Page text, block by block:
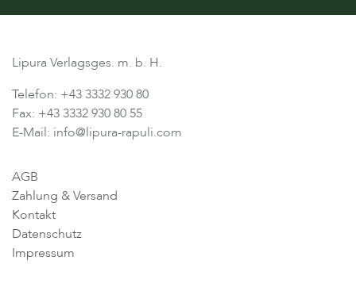
Lipura Verlagsges. m. b. H.
Telefon: +43 3332 930 80
Fax: +43 3332 930 80 55
E-Mail: info@lipura-rapuli.com
AGB
Zahlung & Versand
Kontakt
Datenschutz
Impressum